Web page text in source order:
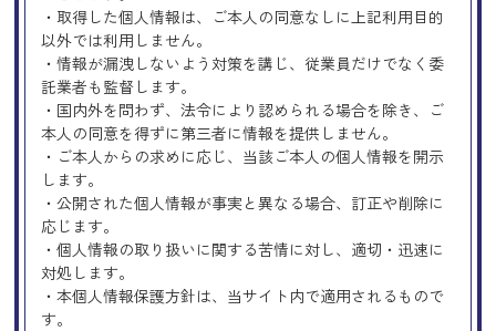
・取得した個人情報は、ご本人の同意なしに上記利用目的
以外では利用しません。
・情報が漏洩しないよう対策を講じ、従業員だけでなく委
託業者も監督します。
・国内外を問わず、法令により認められる場合を除き、ご
本人の同意を得ずに第三者に情報を提供しません。
・ご本人からの求めに応じ、当該ご本人の個人情報を開示
します。
・公開された個人情報が事実と異なる場合、訂正や削除に
応じます。
・個人情報の取り扱いに関する苦情に対し、適切・迅速に
対処します。
・本個人情報保護方針は、当サイト内で適用されるもので
す。